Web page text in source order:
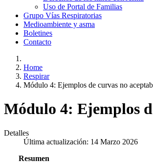
Uso de Portal de Familias
Grupo Vías Respiratorias
Medioambiente y asma
Boletines
Contacto
Home
Respirar
Módulo 4: Ejemplos de curvas no
Módulo 4: Ejemplos
Detalles
Última actualización: 14 Marzo 2026
Resumen